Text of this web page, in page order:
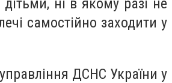
дітьми, ні в якому разі не
самостійно заходити у
ДСНС України у